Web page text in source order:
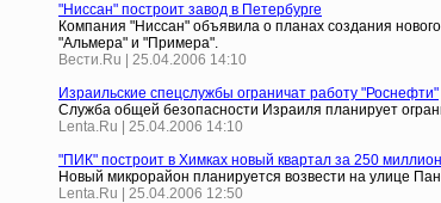
"Ниссан" построит завод в Петербурге
Компания "Ниссан" объявила о планах создания
"Альмера" и "Примера".
Вести.Ru | 25.04.2006 14:10
Израильские спецслужбы ограничат работу "Роснефти"
Служба общей безопасности Израиля планирует
Lenta.Ru | 25.04.2006 14:10
"ПИК" построит в Химках новый квартал за 250
Новый микрорайон планируется возвести на улице
Lenta.Ru | 25.04.2006 12:50